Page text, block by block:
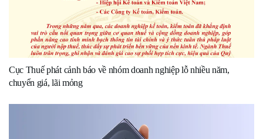
Cục Thuế phát cảnh báo về nhóm doanh nghiệp lỗ nhiều năm,
chuyển giá, lãi mỏng